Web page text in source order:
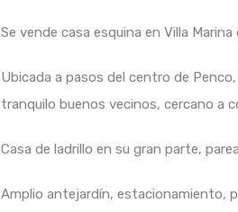
Se vende casa esquina en Villa
Ubicada a pasos del centro de
tranquilo buenos vecinos, cercano a
Casa de ladrillo en su gran parte,
Amplio antejardín, estacionamiento,